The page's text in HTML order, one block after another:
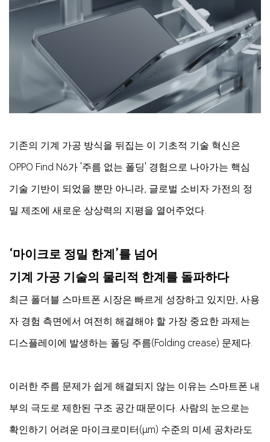
기존의 기계 가공 방식을 뒤집는 이 기초적 기술 혁신은
OPPO Find N6가 '주름 없는 폴딩' 경험으로 나아가는 핵심
기술 기반이 되었을 뿐만 아니라, 글로벌 소비자 가전의 정
밀 제조에 새로운 상상력의 지평을 열어주었다.
‘마이크로 정밀 한계’를 넘어
기계 가공 기술의 물리적 한계를 돌파하다
최근 폴더블 스마트폰 시장은 빠르게 성장하고 있지만, 사용
자 경험 측면에서 여전히 해결해야 할 가장 중요한 과제는
디스플레이에 발생하는 폴딩 주름(Folding crease) 문제다.
이러한 주름 문제가 쉽게 해결되지 않는 이유는 스마트폰 내
부의 극도로 제한된 구조 공간 때문이다. 사람의 눈으로는
확인하기 어려운 마이크로미터(μm) 수준의 미세 공차라도